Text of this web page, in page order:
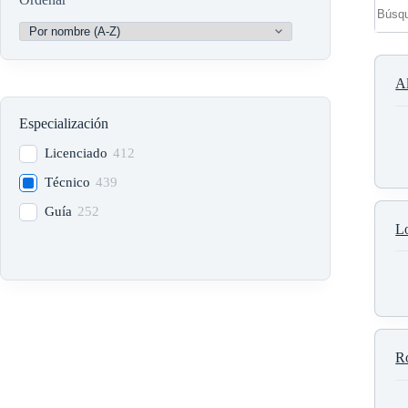
Especialización
Licenciado 412
Técnico 439
Guía 252